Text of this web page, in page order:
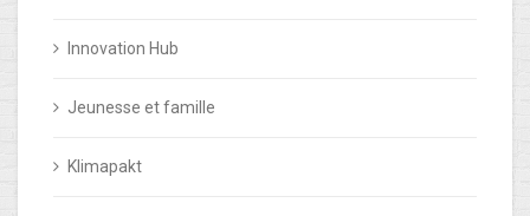
Innovation Hub
Jeunesse et famille
Klimapakt